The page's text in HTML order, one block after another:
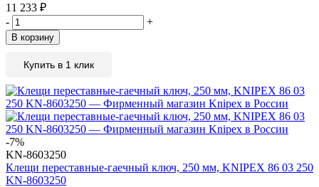
11 233 ₽
-
+
В корзину
Купить в 1 клик
-7%
KN-8603250
Клещи переставные-гаечный ключ, 250 мм, KNIPEX 86 03 250
KN-8603250